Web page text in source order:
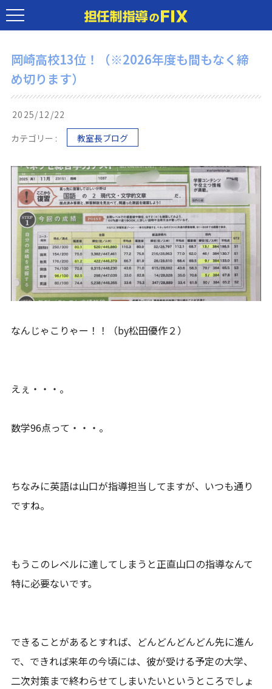
岡崎高校13位！（※2026年度も間もなく締
め切ります）
2025/12/22
カテゴリー :
教室長ブログ
なんじゃこりゃー！！（by松田優作２）
えぇ・・・。
数学96点って・・・。
ちなみに英語は山口が指導担当してますが、いつも通り
ですね。
もうこのレベルに達してしまうと正直山口の指導なんて
特に必要ないです。
できることがあるとすれば、どんどんどんどん先に進ん
で、できれば来年の今頃には、彼が受ける予定の大学、
二次対策まで終わらせてしまいたいというところでしょ